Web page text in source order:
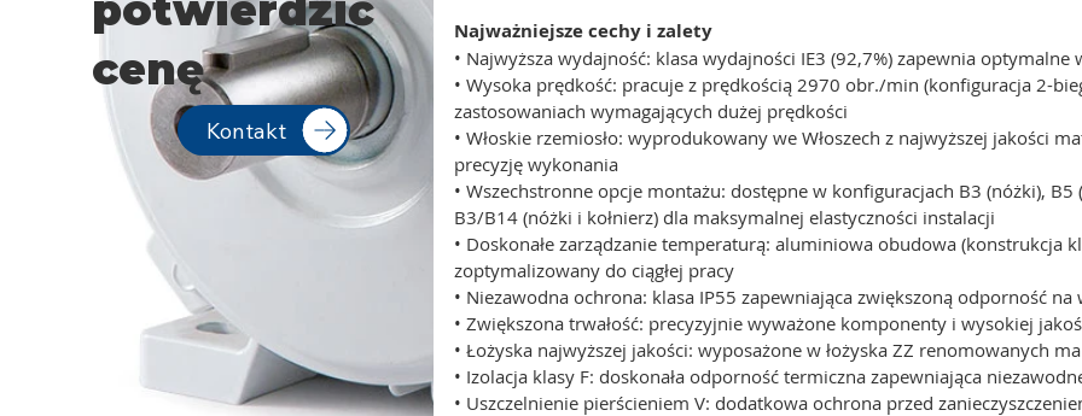
Najważniejsze cechy i zalety
• Najwyższa wydajność: klasa wydajności IE3 (92,7%) zapewnia
• Wysoka prędkość: pracuje z prędkością 2970 obr./min (konfiguracja 2-
zastosowaniach wymagających dużej prędkości
• Włoskie rzemiosło: wyprodukowany we Włoszech z najwyższej jakości
precyzję wykonania
• Wszechstronne opcje montażu: dostępne w konfiguracjach B3 (nóżki), B5
B3/B14 (nóżki i kołnierz) dla maksymalnej elastyczności instalacji
• Doskonałe zarządzanie temperaturą: aluminiowa obudowa (konstrukcja
zoptymalizowany do ciągłej pracy
• Niezawodna ochrona: klasa IP55 zapewniająca zwiększoną odporność
• Zwiększona trwałość: precyzyjnie wyważone komponenty i wysokiej
• Łożyska najwyższej jakości: wyposażone w łożyska ZZ renomowanych
• Izolacja klasy F: doskonała odporność termiczna zapewniająca
• Uszczelnienie pierścieniem V: dodatkowa ochrona przed
cenę
Kontakt